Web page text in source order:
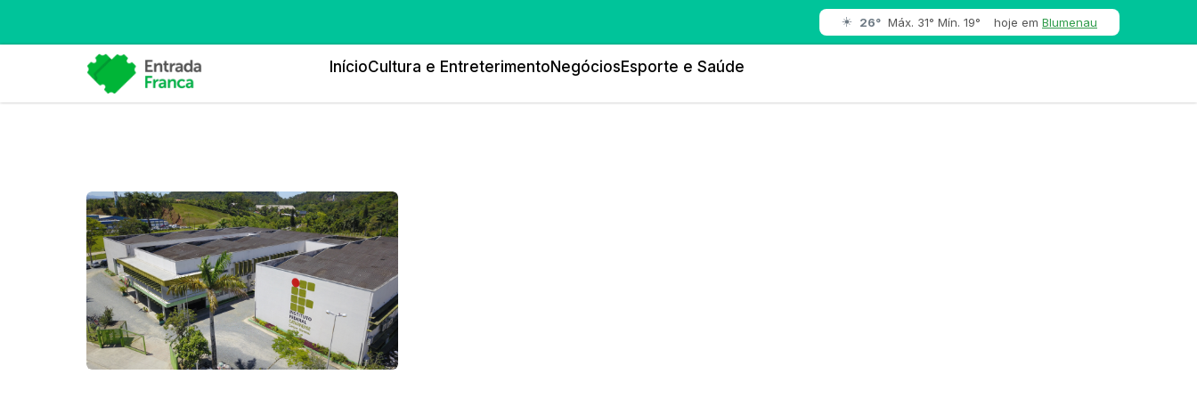
☀️ 26° Máx. 31° Mín. 19° hoje em Blumenau
InícioCultura e EntreterimentoNegóciosEsporte e Saúde